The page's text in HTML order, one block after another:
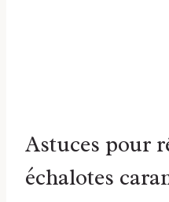
Astuces pour
échalotes